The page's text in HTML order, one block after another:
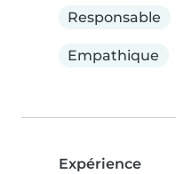
Responsable
Empathique
Expérience